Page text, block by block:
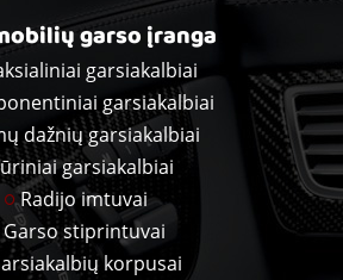
garso įranga
garsiakalbiai
garsiakalbiai
dažnių garsiakalbiai
garsiakalbiai
Radijo imtuvai
Garso stiprintuvai
korpusai